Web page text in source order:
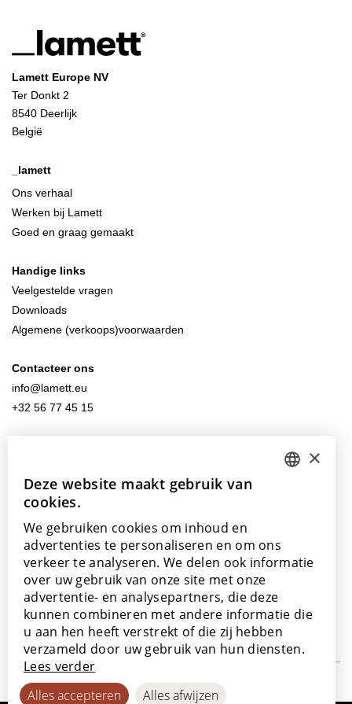
Lamett Europe NV
Ter Donkt 2
8540 Deerlijk
België
_lamett
Ons verhaal
Werken bij Lamett
Goed en graag gemaakt
Handige links
Veelgestelde vragen
Downloads
Algemene (verkoops)voorwaarden
Contacteer ons
info@lamett.eu
+32 56 77 45 15
Onze verkooppunten
Met de steun van
© 2026 Privacy Cookiebeleid Toegankelijkheidsverklaring
FRENCH
SPANISH
×
Deze website maakt gebruik van
cookies.
We gebruiken cookies om inhoud en
advertenties te personaliseren en om ons
verkeer te analyseren. We delen ook informatie
over uw gebruik van onze site met onze
advertentie- en analysepartners, die deze
kunnen combineren met andere informatie die
u aan hen heeft verstrekt of die zij hebben
verzameld door uw gebruik van hun diensten.
Lees verder
Alles accepteren
Alles afwijzen